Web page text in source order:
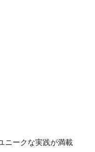
ニークな実践が満載